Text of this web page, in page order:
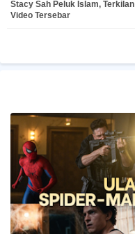
Stacy Sah Peluk Islam, Terkilan
Video Tersebar